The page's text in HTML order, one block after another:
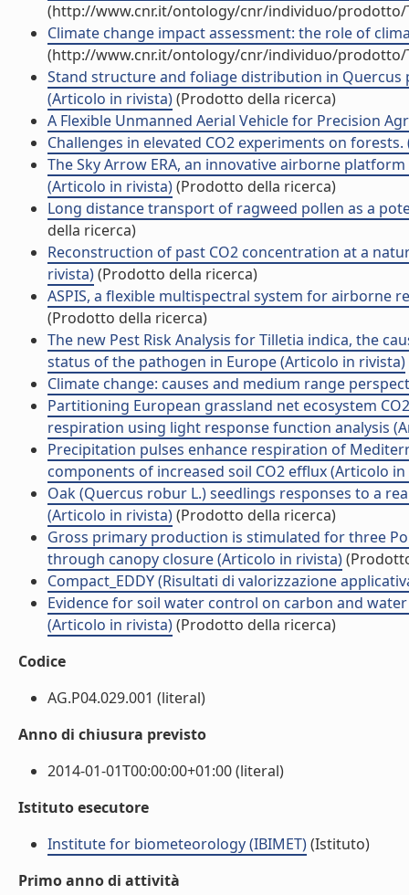
(http://www.cnr.it/ontology/cnr/individuo/prodotto/
Climate change impact assessment: the role of
(http://www.cnr.it/ontology/cnr/individuo/prodotto/
Stand structure and foliage distribution in Quercus
(Articolo in rivista)(Prodotto della ricerca)
A Flexible Unmanned Aerial Vehicle for Precision
Challenges in elevated CO2 experiments on
The Sky Arrow ERA, an innovative airborne
(Articolo in rivista)(Prodotto della ricerca)
Long distance transport of ragweed pollen as a
della ricerca)
Reconstruction of past CO2 concentration at a
rivista)(Prodotto della ricerca)
ASPIS, a flexible multispectral system for airborne
(Prodotto della ricerca)
The new Pest Risk Analysis for Tilletia indica, the
status of the pathogen in Europe (Articolo in rivista)
Climate change: causes and medium range
Partitioning European grassland net ecosystem
respiration using light response function analysis
Precipitation pulses enhance respiration of
components of increased soil CO2 efflux (Articolo
Oak (Quercus robur L.) seedlings responses to a
(Articolo in rivista)(Prodotto della ricerca)
Gross primary production is stimulated for three
through canopy closure (Articolo in rivista)
Compact_EDDY (Risultati di valorizzazione
Evidence for soil water control on carbon and
(Articolo in rivista)(Prodotto della ricerca)
Codice
AG.P04.029.001 (literal)
Anno di chiusura previsto
2014-01-01T00:00:00+01:00 (literal)
Istituto esecutore
Institute for biometeorology (IBIMET)(Istituto)
Primo anno di attività